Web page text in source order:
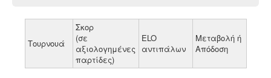
Τουρνουά
Σκορ
(σε
αξιολογημένες
παρτίδες)
ELO
αντιπάλων
Μεταβολή ή
Απόδοση